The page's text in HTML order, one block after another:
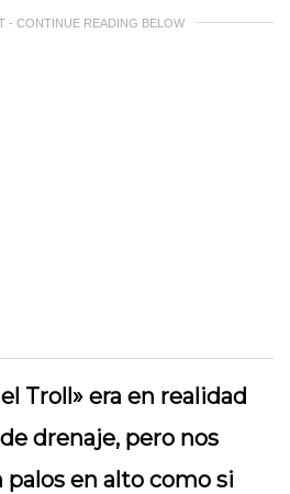
- CONTINUE READING BELOW
Troll» era en realidad
drenaje, pero nos
palos en alto como si